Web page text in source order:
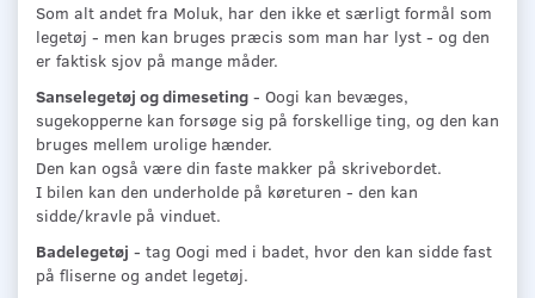
Som alt andet fra Moluk, har den ikke et særligt formål som
legetøj - men kan bruges præcis som man har lyst - og den
er faktisk sjov på mange måder.
Sanselegetøj og dimeseting - Oogi kan bevæges,
sugekopperne kan forsøge sig på forskellige ting, og den kan
bruges mellem urolige hænder.
Den kan også være din faste makker på skrivebordet.
I bilen kan den underholde på køreturen - den kan
sidde/kravle på vinduet.
Badelegetøj - tag Oogi med i badet, hvor den kan sidde fast
på fliserne og andet legetøj.